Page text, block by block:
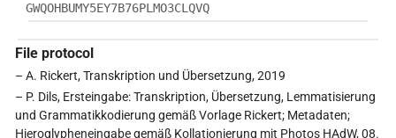
GWQOHBUMY5EY7B76PLMO3CLQVQ
File protocol
– A. Rickert, Transkription und Übersetzung, 2019
– P. Dils, Ersteingabe: Transkription, Übersetzung, Lemmatisierung
und Grammatikkodierung gemäß Vorlage Rickert; Metadaten;
Hieroglypheneingabe gemäß Kollationierung mit Photos HAdW, 08.